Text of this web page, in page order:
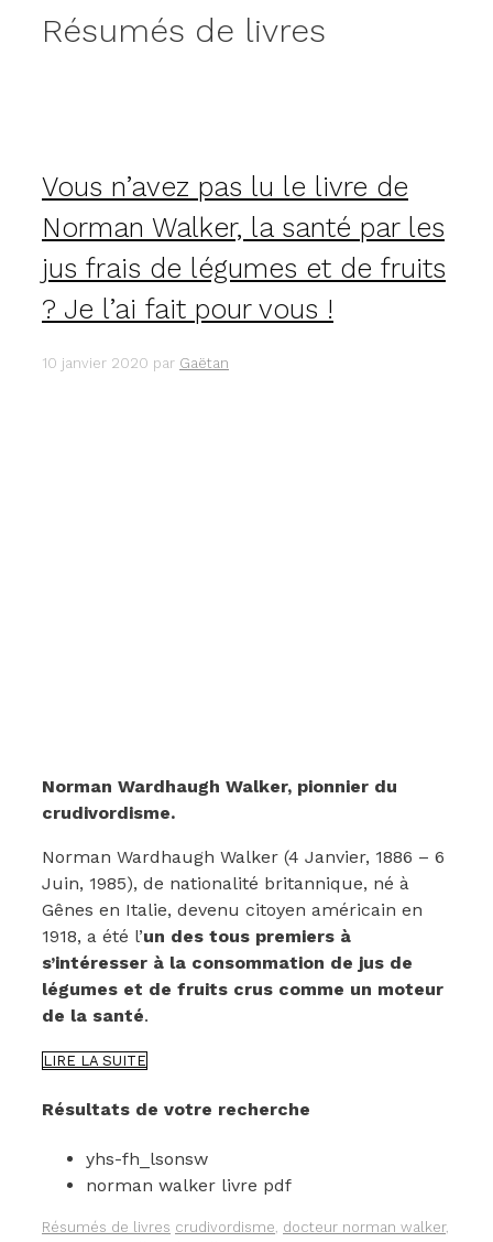
Résumés de livres
Vous n’avez pas lu le livre de
Norman Walker, la santé par les
jus frais de légumes et de fruits
? Je l’ai fait pour vous !
10 janvier 2020 par Gaëtan
Norman Wardhaugh Walker, pionnier du
crudivordisme.
Norman Wardhaugh Walker (4 Janvier, 1886 – 6
Juin, 1985), de nationalité britannique, né à
Gênes en Italie, devenu citoyen américain en
1918, a été l’un des tous premiers à
s’intéresser à la consommation de jus de
légumes et de fruits crus comme un moteur
de la santé.
LIRE LA SUITEVOUS
LU
LIVRE
DE
WALKER,
Résultats de votre recherche
yhs-fh_lsonsw
norman walker livre pdf
Catégories
Résumés de livres Étiquettes
crudivordisme, docteur norman walker,